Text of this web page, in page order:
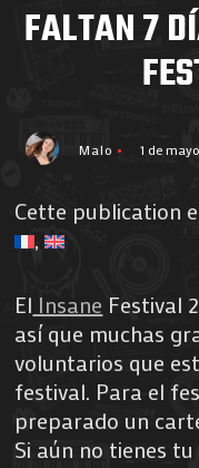
FALTAN 7
Malo 1 de
Cette publication
El Insane Festival
así que muchas
voluntarios que
festival. Para el
preparado un
Si aún no tienes